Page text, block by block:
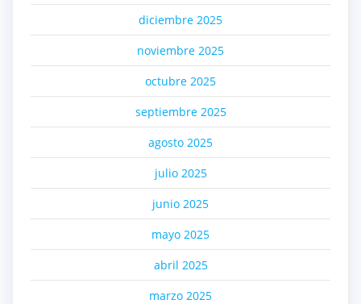
diciembre 2025
noviembre 2025
octubre 2025
septiembre 2025
agosto 2025
julio 2025
junio 2025
mayo 2025
abril 2025
marzo 2025